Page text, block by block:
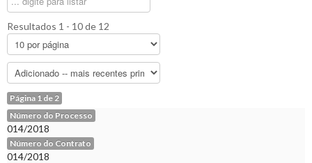
Resultados 1 - 10 de 12
Página 1 de 2
Número do Processo
014/2018
Número do Contrato
014/2018